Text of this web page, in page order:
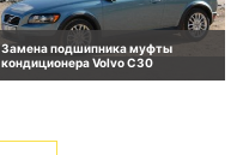
Замена подшипника муфты
кондиционера Volvo C30